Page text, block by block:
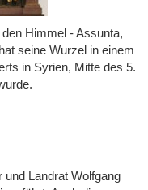
Himmel - Assunta,
seine Wurzel in einem
in Syrien, Mitte des 5.
Landrat Wolfgang